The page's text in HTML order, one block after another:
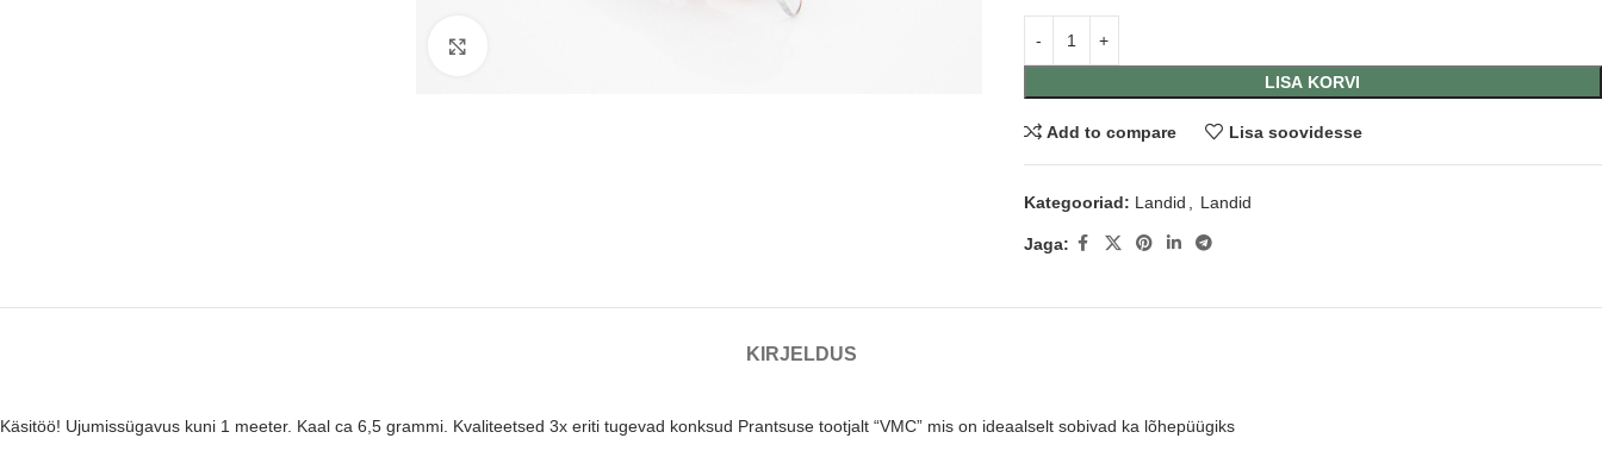
LISA KORVI
Add to compare Lisa soovidesse
Kategooriad: Landid Landid
Jaga:
KIRJELDUS
Käsitöö! Ujumissügavus kuni 1 meeter. Kaal ca 6,5 grammi. Kvaliteetsed 3x eriti tugevad konksud Prantsuse tootjalt “VMC” mis on ideaalselt sobivad ka lõhepüügiks